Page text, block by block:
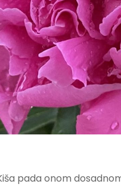
pada onom